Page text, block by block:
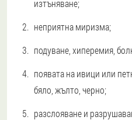
изтъняване;
неприятна миризма;
подуване, хиперемия,
появата на ивици или
бяло, жълто, черно;
разслояване и